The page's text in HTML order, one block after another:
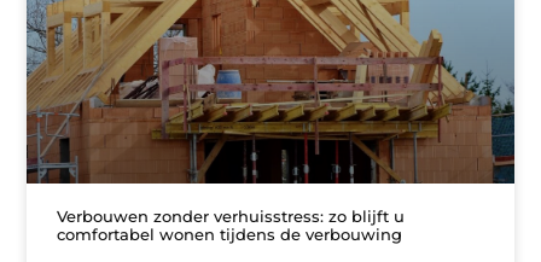
Verbouwen zonder verhuisstress: zo blijft u
comfortabel wonen tijdens de verbouwing